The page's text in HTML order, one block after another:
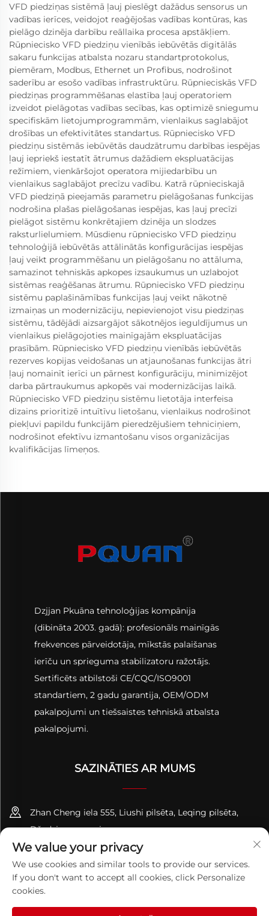
VFD piedziņas sistēmā ļauj pieslēgt dažādus sensorus un
vadības ierīces, veidojot reaģējošas vadības kontūras, kas
pielāgo dzinēja darbību reāllaika procesa apstākļiem.
Rūpniecisko VFD piedziņu vienībās iebūvētās digitālās
sakaru funkcijas atbalsta nozaru standartprotokolus,
piemēram, Modbus, Ethernet un Profibus, nodrošinot
saderību ar esošo vadības infrastruktūru. Rūpnieciskās VFD
piedziņas programmēšanas elastība ļauj operatoriem
izveidot pielāgotas vadības secības, kas optimizē sniegumu
specifiskām lietojumprogrammām, vienlaikus saglabājot
drošības un efektivitātes standartus. Rūpniecisko VFD
piedziņu sistēmās iebūvētās daudzātrumu darbības iespējas
ļauj iepriekš iestatīt ātrumus dažādiem ekspluatācijas
režīmiem, vienkāršojot operatora mijiedarbību un
vienlaikus saglabājot precīzu vadību. Katrā rūpnieciskajā
VFD piedziņā pieejamās parametru pielāgošanas funkcijas
nodrošina plašas pielāgošanas iespējas, kas ļauj precīzi
pielāgot sistēmu konkrētajiem dzinēja un slodzes
raksturlielumiem. Mūsdienu rūpniecisko VFD piedziņu
tehnoloģijā iebūvētās attālinātās konfigurācijas iespējas
ļauj veikt programmēšanu un pielāgošanu no attāluma,
samazinot tehniskās apkopes izsaukumus un uzlabojot
sistēmas reaģēšanas ātrumu. Rūpniecisko VFD piedziņu
sistēmu paplašināmības funkcijas ļauj veikt nākotnē
izmaiņas un modernizāciju, nepievienojot visu piedziņas
sistēmu, tādējādi aizsargājot sākotnējos ieguldījumus un
vienlaikus pielāgojoties mainīgajām ekspluatācijas
prasībām. Rūpniecisko VFD piedziņu vienībās iebūvētās
rezerves kopijas veidošanas un atjaunošanas funkcijas ātri
ļauj nomainīt ierīci un pārnest konfigurāciju, minimizējot
darba pārtraukumus apkopēs vai modernizācijas laikā.
Rūpniecisko VFD piedziņu sistēmu lietotāja interfeisa
dizains prioritizē intuītīvu lietošanu, vienlaikus nodrošinot
piekļuvi papildu funkcijām pieredzējušiem tehniciņiem,
nodrošinot efektīvu izmantošanu visos organizācijas
kvalifikācijas līmeņos.
Dzjjan Pkuāna tehnoloģijas kompānija
(dibināta 2003. gadā): profesionāls mainīgās
frekvences pārveidotāja, mīkstās palaišanas
ierīču un sprieguma stabilizatoru ražotājs.
Sertificēts atbilstoši CE/CQC/ISO9001
standartiem, 2 gadu garantija, OEM/ODM
pakalpojumi un tiešsaistes tehniskā atbalsta
pakalpojumi.
SAZINĀTIES AR MUMS
Zhan Cheng iela 555, Liushi pilsēta, Leqing pilsēta,
Džedzjanas provinces
+86-13695814656
[email protected]
We value your privacy
We use cookies and similar tools to provide our services.
If you don't want to accept all cookies, click Personalize
cookies.